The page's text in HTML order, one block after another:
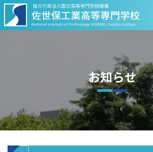
お知らせ